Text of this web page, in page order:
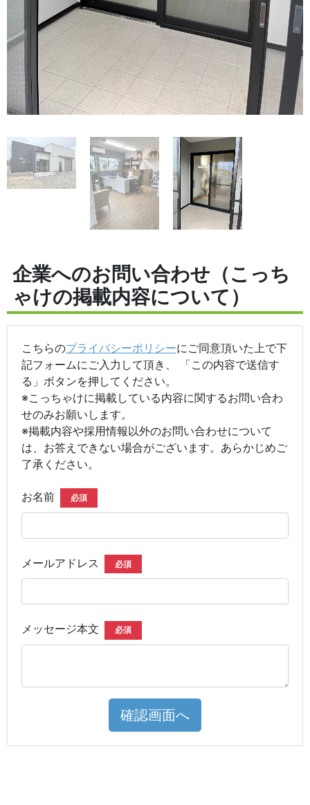
企業へのお問い合わせ（こっち
ゃけの掲載内容について）
こちらのプライバシーポリシーにご同意頂いた上で下
記フォームにご入力して頂き、 「この内容で送信す
る」ボタンを押してください。
※こっちゃけに掲載している内容に関するお問い合わ
せのみお願いします。
※掲載内容や採用情報以外のお問い合わせについて
は、お答えできない場合がございます。あらかじめご
了承ください。
お名前 必須
メールアドレス 必須
メッセージ本文 必須
確認画面へ